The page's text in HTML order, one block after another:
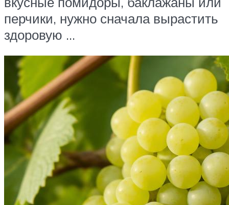
перчики, нужно сначала вырастить
здоровую …